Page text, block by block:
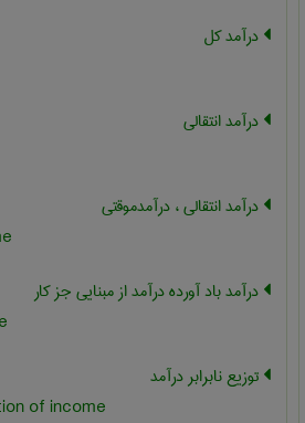
درآمد کل
درآمد انتقالی
درآمد انتقالی ، درآمدموقتی
درآمد باد آورده درآمد از مبنایی جز کار
توزیع نابرابر درآمد
of income